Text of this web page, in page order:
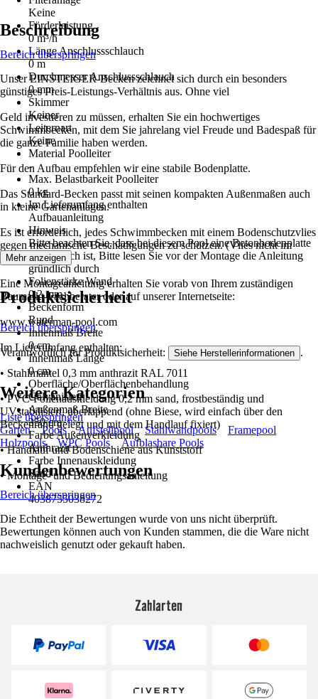
Keine
Förderleistung
0 m³/h
Länge Anschlussschlauch
0 m
Durchmesser Anschlussschlauch
0 mm
Skimmer
Keiner
Leiternart
Keine
Material Poolleiter
-
Max. Belastbarkeit Poolleiter
0 kg
Im Lieferumfang enthalten
Aufbauanleitung
Hinweis
Bitte beachten Sie, dass bei diesem Pool eine Betonbodenplatte
erforderlich ist, Bitte lesen Sie vor der Montage die Anleitung
gründlich durch
Folienstärke Wand
0,2 mm
Beckenform
Rund
Innenmaß Breite
0 cm
Innenmaß Länge
0 cm
Oberfläche/Oberflächenbehandlung
Galvanisiert
Außenmaß Breite
350 cm
Farbe Außenverkleidung
Anthrazit
Farbe Innenauskleidung
Sand
EAN
4038755038272
Beschreibung
Bereich überspringen
Unser EINSTEIGER-Becken zeichnet sich durch ein besonders
günstiges Preis-Leistungs-Verhältnis aus. Ohne viel
Geld investieren zu müssen, erhalten Sie ein hochwertiges
Schwimmbecken, mit dem Sie jahrelang viel Freude und Badespaß für
die ganze Familie haben werden.
Für den Aufbau empfehlen wir eine stabile Bodenplatte.
Das Standard-Becken passt mit seinen kompakten Außenmaßen auch
in kleine Gartenanlagen.
Es ist erforderlich, jedes Schwimmbecken mit einem Bodenschutzvlies
gegen mechanische Beschädigungen zu schützen. (Vlies nicht im
Lieferumfang)
Eine Montageanleitung erhalten Sie vorab von Ihrem zuständigen
Baumarkt-Fachberater oder auf unserer Internetseite:
www.waterman-pool.com
Im Lieferumfang enthalten:
• Stahlmantel 0,3 mm anthrazit RAL 7011
• PVC-Folienauskleidung 0,2 mm sand, frostbeständig und
UVstabilisiert, überlappend (ohne Biese, wird einfach über den
Beckenrand gelegt und mit dem Handlauf fixiert)
• Handlauf und Bodenschiene aus Kunststoff
• Montage- und Bedienungsanleitung
Mehr anzeigen
Produktsicherheit
Bereich überspringen
Verantwortlich für Produktsicherheit: Siehe Herstellerinformationen .
Weitere Kategorien
Liste überspringen
Garten
Pools Aufstellpool Stahlwandpools
Framepool
Holzpools
WPC Pools Aufblasbare Pools
Kundenbewertungen
Bereich überspringen
Die Echtheit der Bewertungen wurde von uns nicht überprüft.
Bewertungen können auch von Kunden stammen, die die Ware nicht
nachweislich genutzt oder gekauft haben.
Zahlarten